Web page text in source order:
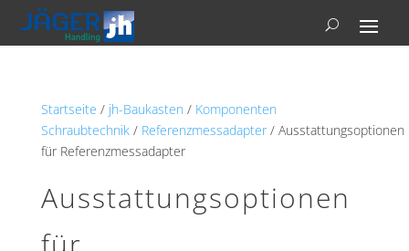
Startseite / jh-Baukasten / Komponenten
Schraubtechnik/ Referenzmessadapter/ Ausstattungsoptionen
für Referenzmessadapter
Ausstattungsoptionen